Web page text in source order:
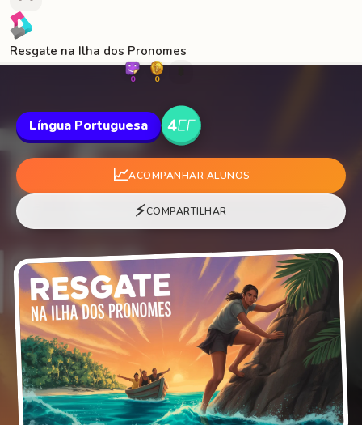
Resgate na Ilha dos Pronomes
0 0
Língua Portuguesa
📈ACOMPANHAR ALUNOS
⚡COMPARTILHAR